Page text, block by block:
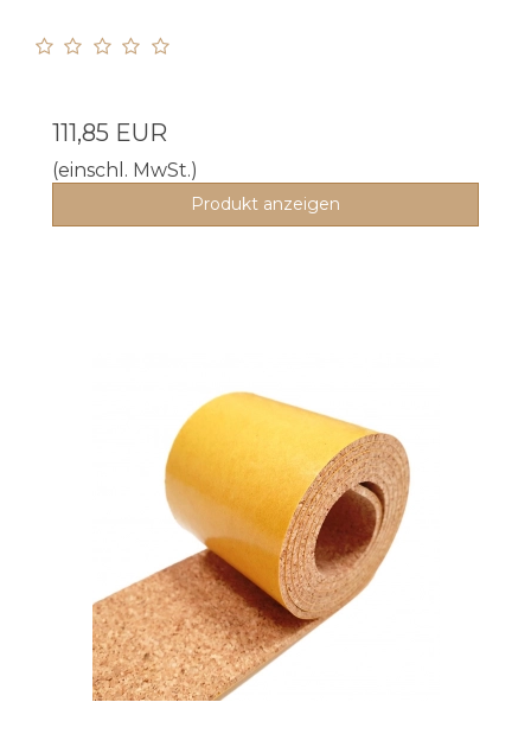
111,85 EUR
(einschl. MwSt.)
Produkt anzeigen